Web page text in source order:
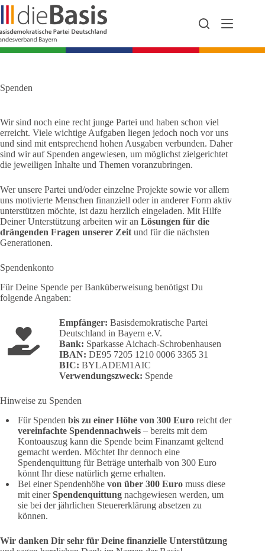
Zum
Inhalt
springen
Spenden
Wir sind noch eine recht junge Partei und haben schon viel
erreicht. Viele wichtige Aufgaben liegen jedoch noch vor uns
und sind mit entsprechend hohen Ausgaben verbunden. Daher
sind wir auf Spenden angewiesen, um möglichst zielgerichtet
die jeweiligen Inhalte und Themen voranzubringen.
Wer unsere Partei und/oder einzelne Projekte sowie vor allem
uns motivierte Menschen finanziell oder in anderer Form aktiv
unterstützen möchte, ist dazu herzlich eingeladen. Mit Hilfe
Deiner Unterstützung arbeiten wir an Lösungen für die
drängenden Fragen unserer Zeit und für die nächsten
Generationen.
Spendenkonto
Für Deine Spende per Banküberweisung benötigst Du
folgende Angaben:
Empfänger: Basisdemokratische Partei
Deutschland in Bayern e.V.
Bank: Sparkasse Aichach-Schrobenhausen
IBAN: DE95 7205 1210 0006 3365 31
BIC: BYLADEM1AIC
Verwendungszweck: Spende
Hinweise zu Spenden
Für Spendenbis zu einer Höhe von 300 Euro reicht der
vereinfachte Spendennachweis – bereits mit dem
Kontoauszug kann die Spende beim Finanzamt geltend
gemacht werden. Möchtet Ihr dennoch eine
Spendenquittung für Beträge unterhalb von 300 Euro
könnt Ihr diese natürlich gerne erhalten.
Bei einer Spendenhöhevon über 300 Euro muss diese
mit einerSpendenquittungnachgewiesen werden, um
sie bei der jährlichen Steuererklärung absetzen zu
können.
Wir danken Dir sehr für Deine finanzielle Unterstützung